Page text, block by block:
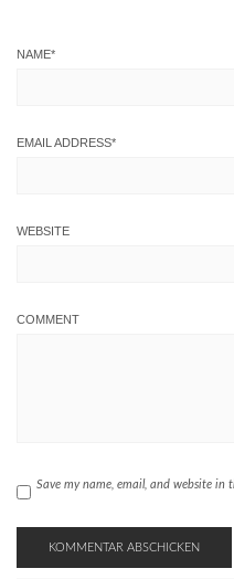
NAME*
EMAIL ADDRESS*
WEBSITE
COMMENT
Save my name, email, and website